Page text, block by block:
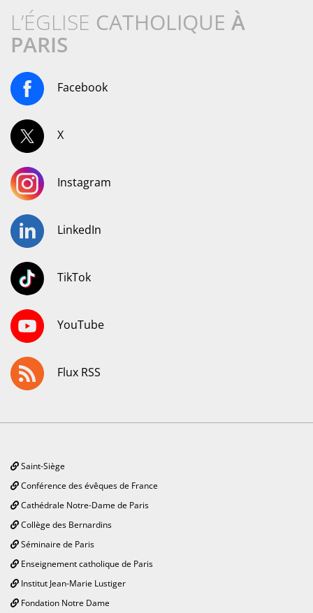
L’ÉGLISE CATHOLIQUE À
PARIS
Facebook
X
Instagram
LinkedIn
TikTok
YouTube
Flux RSS
Saint-Siège
Conférence des évêques de France
Cathédrale Notre-Dame de Paris
Collège des Bernardins
Séminaire de Paris
Enseignement catholique de Paris
Institut Jean-Marie Lustiger
Fondation Notre Dame